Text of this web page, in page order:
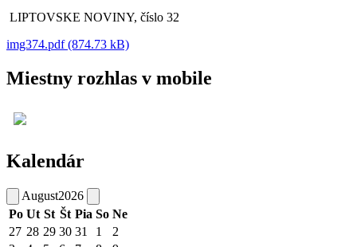
LIPTOVSKE NOVINY, číslo 32
img374.pdf (874.73 kB)
Miestny rozhlas v mobile
Kalendár
August2026
Po Ut St Št Pia So Ne
27 28 29 30 31 1
2